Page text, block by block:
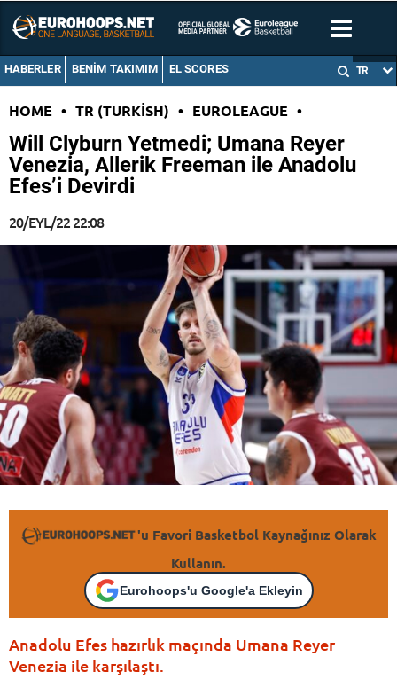
HABERLER BENIM TAKIMIM EL SCORES TR
HOME • TR (TURKISH) • EUROLEAGUE •
Will Clyburn Yetmedi; Umana Reyer
Venezia, Allerik Freeman ile Anadolu
Efes’i Devirdi
20/EYL/22 22:08
'u Favori Basketbol Kaynağınız Olarak
Kullanın.
Eurohoops'u Google'a Ekleyin
Anadolu Efes hazırlık maçında Umana Reyer
Venezia ile karşılaştı.